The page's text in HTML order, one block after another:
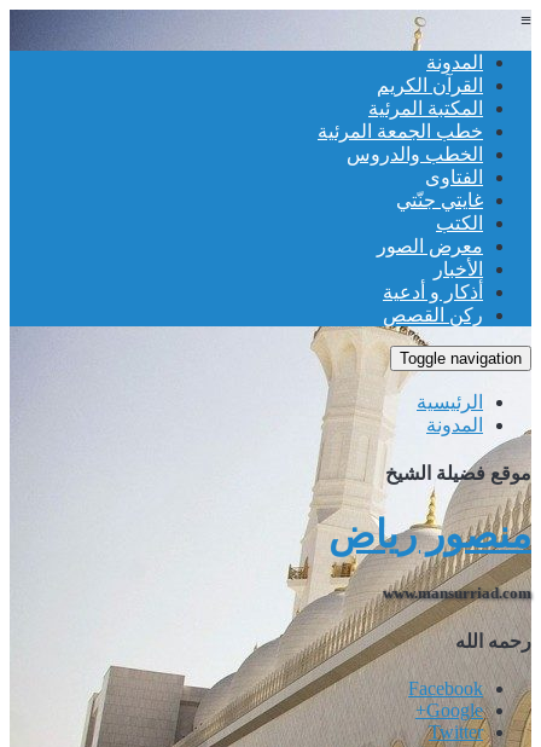
≡
المدونة
القرآن الكريم
المكتبة المرئية
خطب الجمعة المرئية
الخطب والدروس
الفتاوى
غايتي جنّتي
الكتب
معرض الصور
الأخبار
أذكار و أدعية
ركن القصص
Toggle navigation
الرئيسية
المدونة
موقع فضيلة الشيخ
منصور رياض
www.mansurriad.com
رحمه الله
Facebook
Google+
Twitter